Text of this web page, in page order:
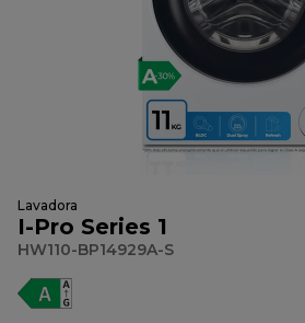
Lavadora
I-Pro Series 1
HW110-BP14929A-S